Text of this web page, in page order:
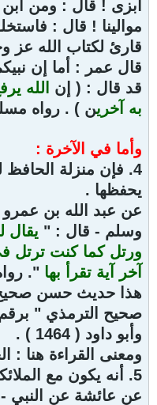
أبزى ! قال : ومن
موالينا ! قال :
قارئ لكتاب الله عز
قال عمر : أما إن
قد قال : ( إن
الله
به آخرين ) . رواه مسلم (
وأما في الآخرة :
4. فإن منزلة
يحفظها .
عن عبد الله بن
وسلم - قال : " يقال
ورتل كما كنت ترتل
آخر آية تقرأ بها
هذا حديث حسن صحيح
وأبو داود ( 1464 ) .
ومعنى القراءة هنا :
5. أنه يكون مع الملائكة رفيقاً لهم في منازلهم .
عن عائشة عن النبي